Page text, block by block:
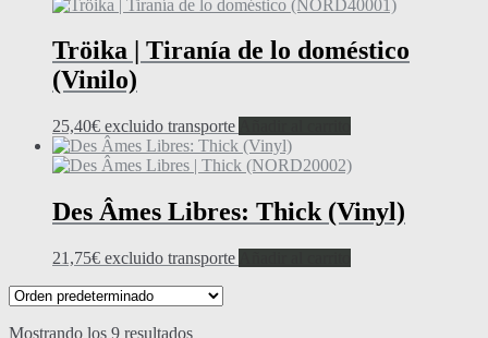
Tröika | Tiranía de lo doméstico
(Vinilo)
25,40€ excluido transporte
Des Âmes Libres: Thick (Vinyl)
21,75€ excluido transporte
Mostrando los 9 resultados